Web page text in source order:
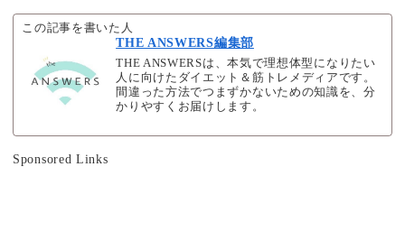
この記事を書いた人
THE ANSWERS編集部
THE ANSWERSは、本気で理想体型になりたい
人に向けたダイエット＆筋トレメディアです。
間違った方法でつまずかないための知識を、分
かりやすくお届けします。
Sponsored Links